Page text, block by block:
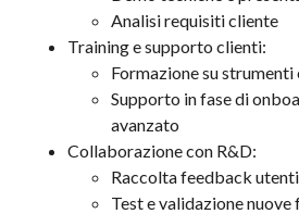
Analisi requisiti cliente
Training e supporto clienti:
Formazione su
Supporto in fase di
avanzato
Collaborazione con R&D:
Raccolta feedback utenti
Test e validazione